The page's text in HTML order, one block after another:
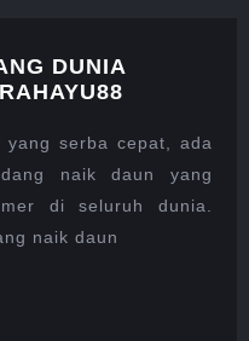
DUNIA
BINTANG
DUNIA
ONLINE:
serba cepat, ada
naik daun yang
di seluruh dunia.
naik daun